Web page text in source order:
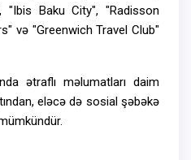
"Ibis Baku City", "Radisson
və "Greenwich Travel Club"
ətraflı məlumatları daim
eləcə də sosial şəbəkə